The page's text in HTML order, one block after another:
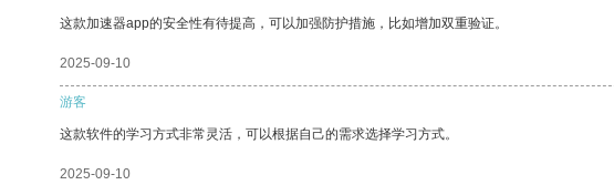
这款加速器app的安全性有待提高，可以加强防护措施，比如增加双重验证。
2025-09-10
游客
这款软件的学习方式非常灵活，可以根据自己的需求选择学习方式。
2025-09-10